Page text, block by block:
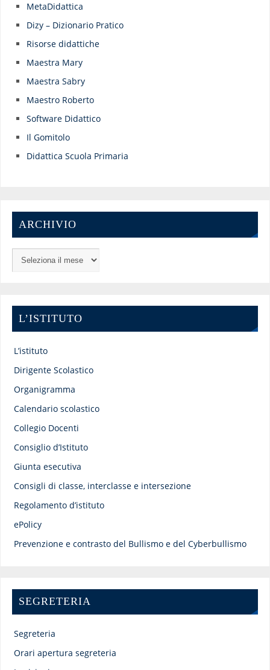
MetaDidattica
Dizy – Dizionario Pratico
Risorse didattiche
Maestra Mary
Maestra Sabry
Maestro Roberto
Software Didattico
Il Gomitolo
Didattica Scuola Primaria
ARCHIVIO
L’ISTITUTO
L’istituto
Dirigente Scolastico
Organigramma
Calendario scolastico
Collegio Docenti
Consiglio d’Istituto
Giunta esecutiva
Consigli di classe, interclasse e intersezione
Regolamento d’istituto
ePolicy
Prevenzione e contrasto del Bullismo e del Cyberbullismo
SEGRETERIA
Segreteria
Orari apertura segreteria